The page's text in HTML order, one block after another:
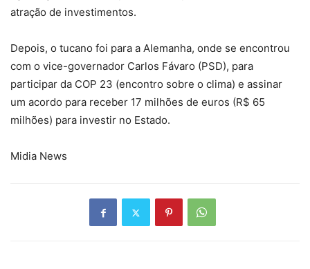
atração de investimentos.
Depois, o tucano foi para a Alemanha, onde se encontrou
com o vice-governador Carlos Fávaro (PSD), para
participar da COP 23 (encontro sobre o clima) e assinar
um acordo para receber 17 milhões de euros (R$ 65
milhões) para investir no Estado.
Midia News